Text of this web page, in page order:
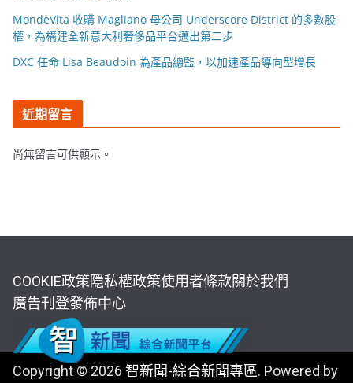
MondeVita 收購 Magliano 母公司 Underscore District 的多數股
權，為構建全新意大利奢侈品平台邁出第二步
DXC 任命 Lisa Beaudoin 為產品總監，以加速產品導向型增長
近期留言
尚無留言可供顯示。
COOKIE政策隱私權政策使用者條款關於我們
廣告刊登發佈中心
Copyright © 2026 智新聞-綜合新聞專區. Powered by